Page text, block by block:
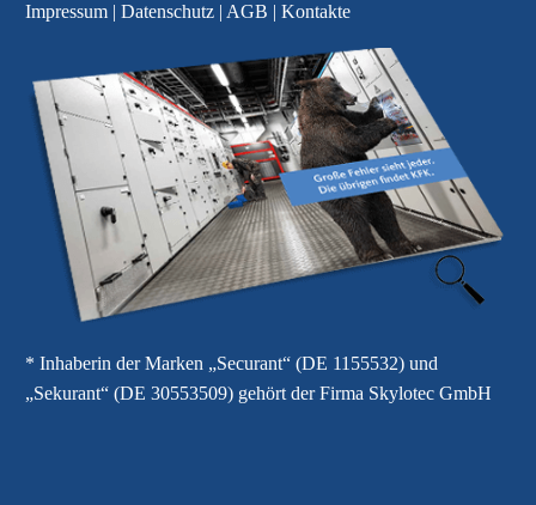
Impressum | Datenschutz | AGB | Kontakte
* Inhaberin der Marken „Securant“ (DE 1155532) und
„Sekurant“ (DE 30553509) gehört der Firma Skylotec GmbH